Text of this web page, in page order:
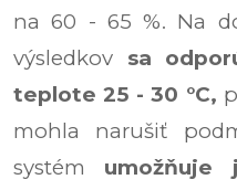
na 60 - 65 %. Na
výsledkov sa
teplote 25 - 30 °C,
mohla narušiť
systém umožňuje